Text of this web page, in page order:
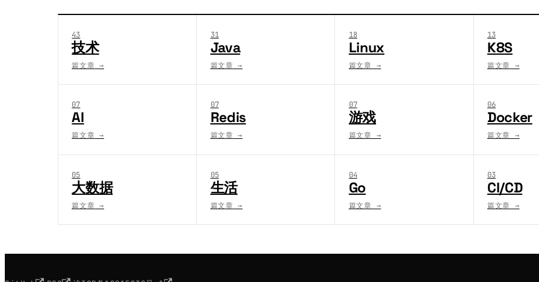
43
技术
篇文章 →
31
Java
篇文章 →
18
Linux
篇文章 →
13
K8S
篇文章 →
07
AI
篇文章 →
07
Redis
篇文章 →
07
游戏
篇文章 →
06
Docker
篇文章 →
05
大数据
篇文章 →
05
生活
篇文章 →
04
Go
篇文章 →
03
CI/CD
篇文章 →